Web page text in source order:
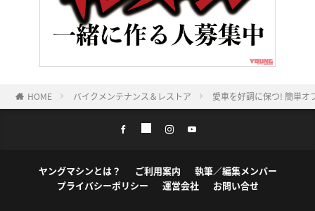
HOME バイクメンテナンス＆レストア 愛車を好調に保つ! 簡単オ
ヤングマシンとは？ ご利用案内
執筆／編集メンバー
プライバシーポリシー
運営会社 お問い合せ